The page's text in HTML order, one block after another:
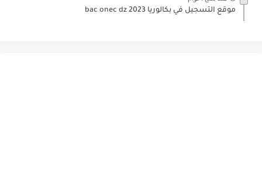
موقع التسجيل في بكالوريا 2023 bac onec dz